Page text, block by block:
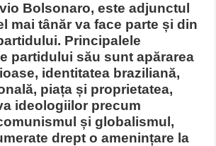
Bolsonaro, este adjunctul
mai tânăr va face parte și din
Principalele
partidului său sunt apărarea
identitatea braziliană,
piața și proprietatea,
ideologiilor precum
și globalismul,
drept o amenințare la